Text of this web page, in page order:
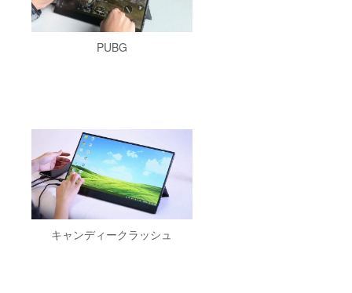
PUBG
キャンディークラッシュ